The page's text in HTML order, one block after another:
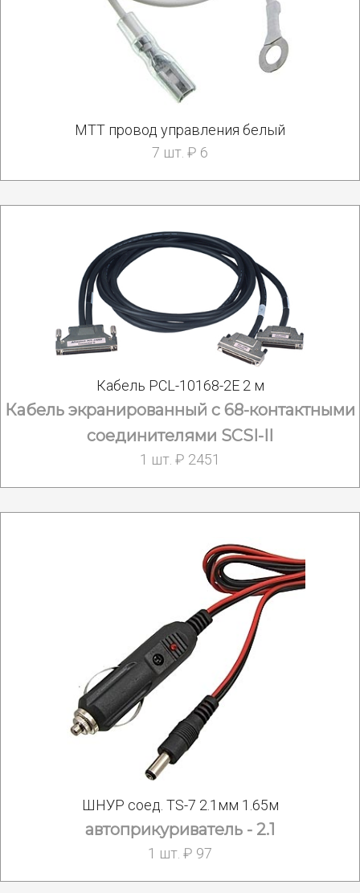
МТТ провод управления белый
7 шт. ₽ 6
Кабель PCL-10168-2E 2 м
Кабель экранированный с 68-контактными
соединителями SCSI-II
1 шт. ₽ 2451
ШНУР соед. TS-7 2.1мм 1.65м
автоприкуриватель - 2.1
1 шт. ₽ 97